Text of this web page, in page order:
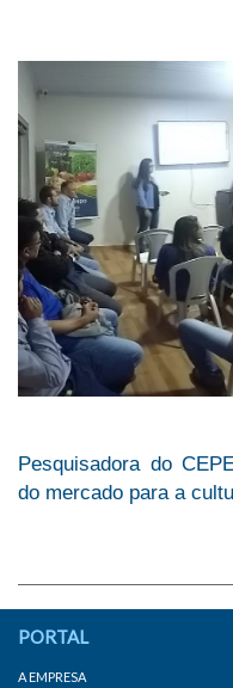
Pesquisadora do
do mercado para a
PORTAL
A EMPRESA